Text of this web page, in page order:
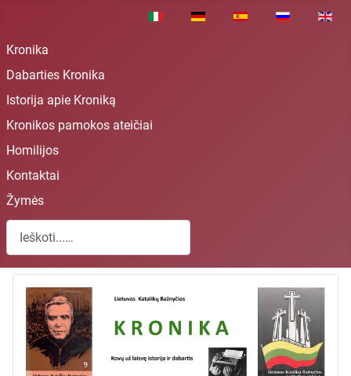
Pasirinkite savo kalbą
Kronika
Dabarties Kronika
Istorija apie Kroniką
Kronikos pamokos ateičiai
Homilijos
Kontaktai
Žymės
Paieška